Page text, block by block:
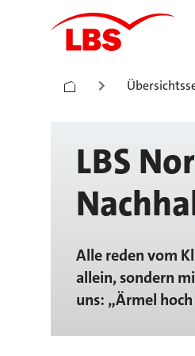
LBS
Alle reden vom
allein, sondern
uns: „Ärmel